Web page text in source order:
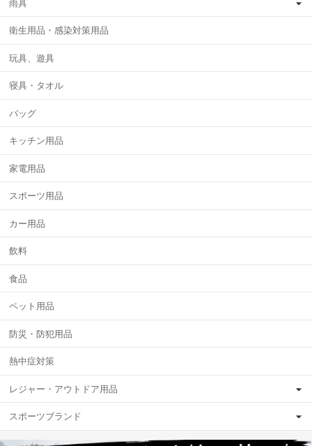
雨具
衛生用品・感染対策用品
玩具、遊具
寝具・タオル
バッグ
キッチン用品
家電用品
スポーツ用品
カー用品
飲料
食品
ペット用品
防災・防犯用品
熱中症対策
レジャー・アウトドア用品
スポーツブランド